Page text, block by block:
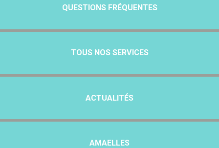
QUESTIONS FRÉQUENTES
TOUS NOS SERVICES
ACTUALITÉS
AMAELLES